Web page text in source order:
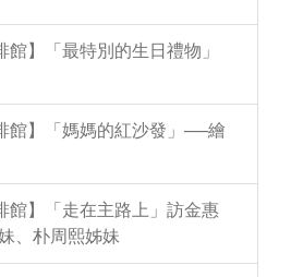
】「最特別的生日禮物」
館】「媽媽的紅沙發」──繪
館】「走在主路上」訪金惠
、朴周熙姊妹